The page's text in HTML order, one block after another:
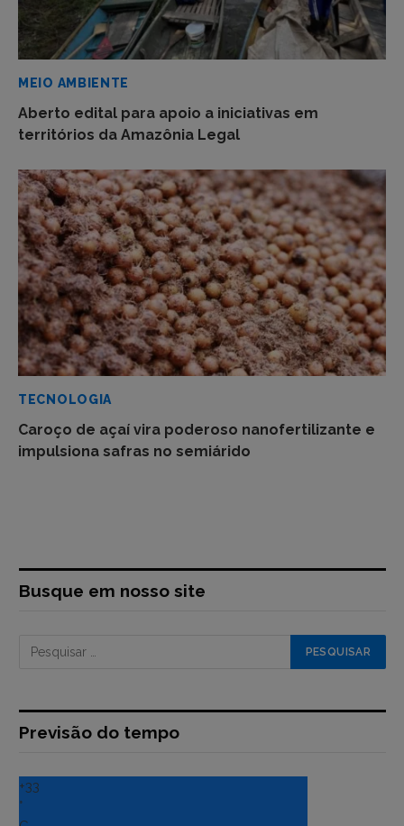
MEIO AMBIENTE
Aberto edital para apoio a iniciativas em
territórios da Amazônia Legal
TECNOLOGIA
Caroço de açaí vira poderoso nanofertilizante e
impulsiona safras no semiárido
Busque em nosso site
Previsão do tempo
+33
°